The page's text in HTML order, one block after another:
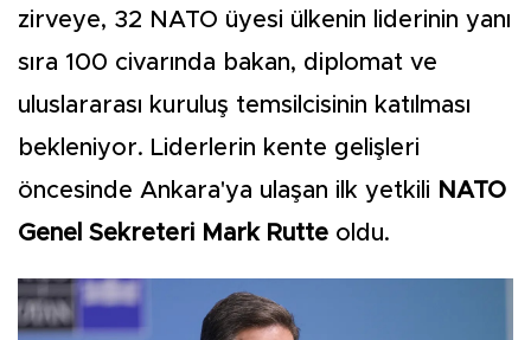
zirveye, 32 NATO üyesi ülkenin liderinin yanı
sıra 100 civarında bakan, diplomat ve
uluslararası kuruluş temsilcisinin katılması
bekleniyor. Liderlerin kente gelişleri
öncesinde Ankara'ya ulaşan ilk yetkili NATO
Genel Sekreteri Mark Rutte oldu.